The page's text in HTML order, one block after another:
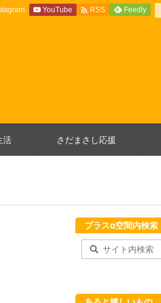
活 さだまさし応援
YouTube  RSS Feedly
プラスα空間内検索